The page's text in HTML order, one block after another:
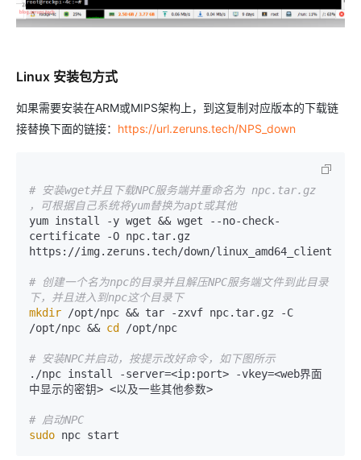
Linux 安装包方式
如果需要安装在ARM或MIPS架构上，到这复制对应版本的下载链
接替换下面的链接： https://url.zeruns.tech/NPS_down
# 安装wget并且下载NPC服务端并重命名为 npc.tar.gz
，可根据自己系统将yum替换为apt或其他
yum install -y wget && wget --no-check-
certificate -O npc.tar.gz
https://img.zeruns.tech/down/
# 创建一个名为npc的目录并且解压NPC服务端文件到此目录
下，并且进入到npc这个目录下
mkdir /opt/npc && tar -zxvf npc.tar.gz -C
/opt/npc && cd /opt/npc
# 安装NPC并启动，按提示改好命令，如下图所示
./npc install -server=<ip:port> -vkey=<web界面
中显示的密钥> <以及一些其他参数>
# 启动NPC
sudo npc start